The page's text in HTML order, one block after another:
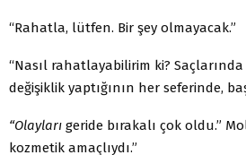
“Rahatla, lütfen. Bir şey olmayacak.”
“Nasıl rahatlayabilirim ki?
değişiklik yaptığının her seferinde,
“Olayları geride bırakalı çok oldu.”
kozmetik amaçlıydı.”